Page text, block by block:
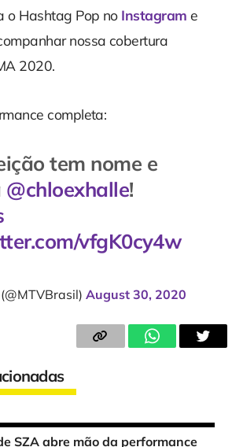
o Hashtag Pop no Instagram e
nossa cobertura
2020.
completa:
tem nome e
@chloexhalle!
vfgK0cy4w
August 30, 2020
SZA abre mão da performance